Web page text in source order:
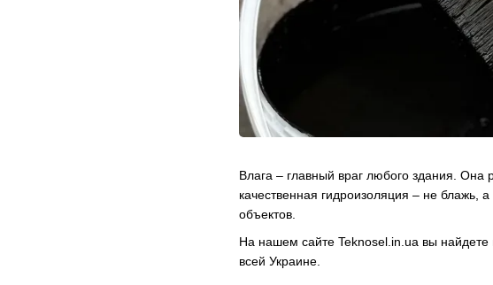
Влага – главный враг любого здания. Она
качественная гидроизоляция – не блажь,
объектов.
На нашем сайте Teknosel.in.ua вы
всей Украине.